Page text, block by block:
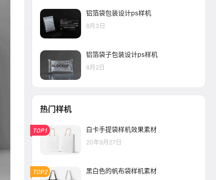
铝箔袋包装设计ps样机
8月3日
铝箔袋子包装设计ps样机
8月2日
热门样机
TOP1 白卡手提袋样机效果素材
20年9月27日
TOP2 黑白色的帆布袋样机素材